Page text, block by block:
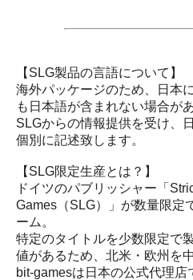
【SLG製品の言語について】
海外パッケージのため、日本
も日本語が含まれない場合が
SLGからの情報提供を受け、
個別に記述致します。
【SLG限定生産とは？】
ドイツのパブリッシャー「
Games（SLG）」が数量限定
ーム。
特定のタイトルを少数限定で
値があるため、北米・欧州を
bit-gamesは日本の公式代理店